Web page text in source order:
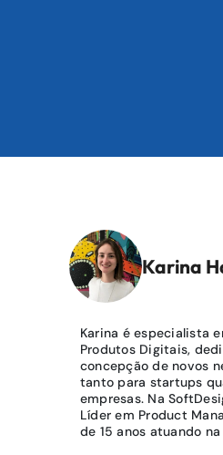
Karina
Karina é especialista
Produtos Digitais,
concepção de novos
tanto para startups
empresas. Na
Líder em Product
de 15 anos atuando